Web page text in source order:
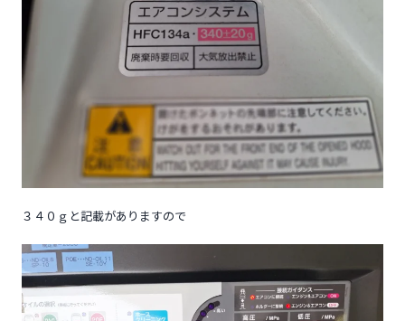
３４０ｇと記載がありますので